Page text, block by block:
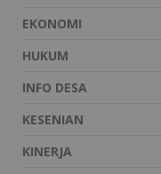
EKONOMI
HUKUM
INFO DESA
KESENIAN
KINERJA